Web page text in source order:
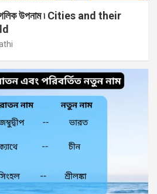
উপনাম ৷ Cities and their